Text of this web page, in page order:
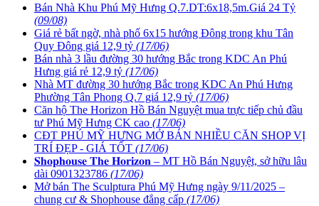
Bán Nhà Khu Phú Mỹ Hưng Q.7.DT:6x18,5m.Giá 24 Tỷ
(09/08)
Giá rẻ bất ngờ, nhà phố 6x15 hướng Đông trong khu Tân
Quy Đông giá 12,9 tỷ (17/06)
Bán nhà 3 lầu đường 30 hướng Bắc trong KDC An Phú
Hưng giá rẻ 12,9 tỷ (17/06)
Nhà MT đường 30 hướng Bắc trong KDC An Phú Hưng
Phường Tân Phong Q.7 giá 12,9 tỷ (17/06)
Căn hộ The Horizon Hồ Bán Nguyệt mua trực tiếp chủ đầu
tư Phú Mỹ Hưng CK cao (17/06)
CĐT PHÚ MỸ HƯNG MỞ BÁN NHIỀU CĂN SHOP VỊ
TRÍ ĐẸP - GIÁ TỐT (17/06)
𝐒𝐡𝐨𝐩𝐡𝐨𝐮𝐬𝐞 𝐓𝐡𝐞 𝐇𝐨𝐫𝐢𝐳𝐨𝐧 – MT Hồ Bán Nguyệt, sở hữu lâu
dài 0901323786 (17/06)
Mở bán The Sculptura Phú Mỹ Hưng ngày 9/11/2025 –
chung cư & Shophouse đẳng cấp (17/06)